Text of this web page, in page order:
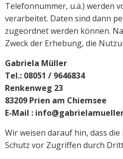
Telefonnummer, u.ä.) werden
verarbeitet. Daten sind dann
zugeordnet werden können.
Zweck der Erhebung, die
Gabriela Müller
Tel.: 08051 / 9646834
Renkenweg 23
83209 Prien am Chiemsee
E-Mail :
Wir weisen darauf hin, dass
Schutz vor Zugriffen durch